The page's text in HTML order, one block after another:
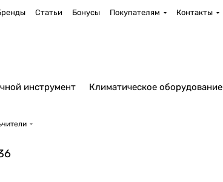
Статьи Бонусы Покупателям Контакты
инструмент Климатическое оборудование